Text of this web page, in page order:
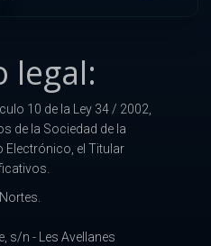
legal:
10 de la Ley 34 / 2002,
de la Sociedad de la
Electrónico, el Titular
s/n - Les Avellanes